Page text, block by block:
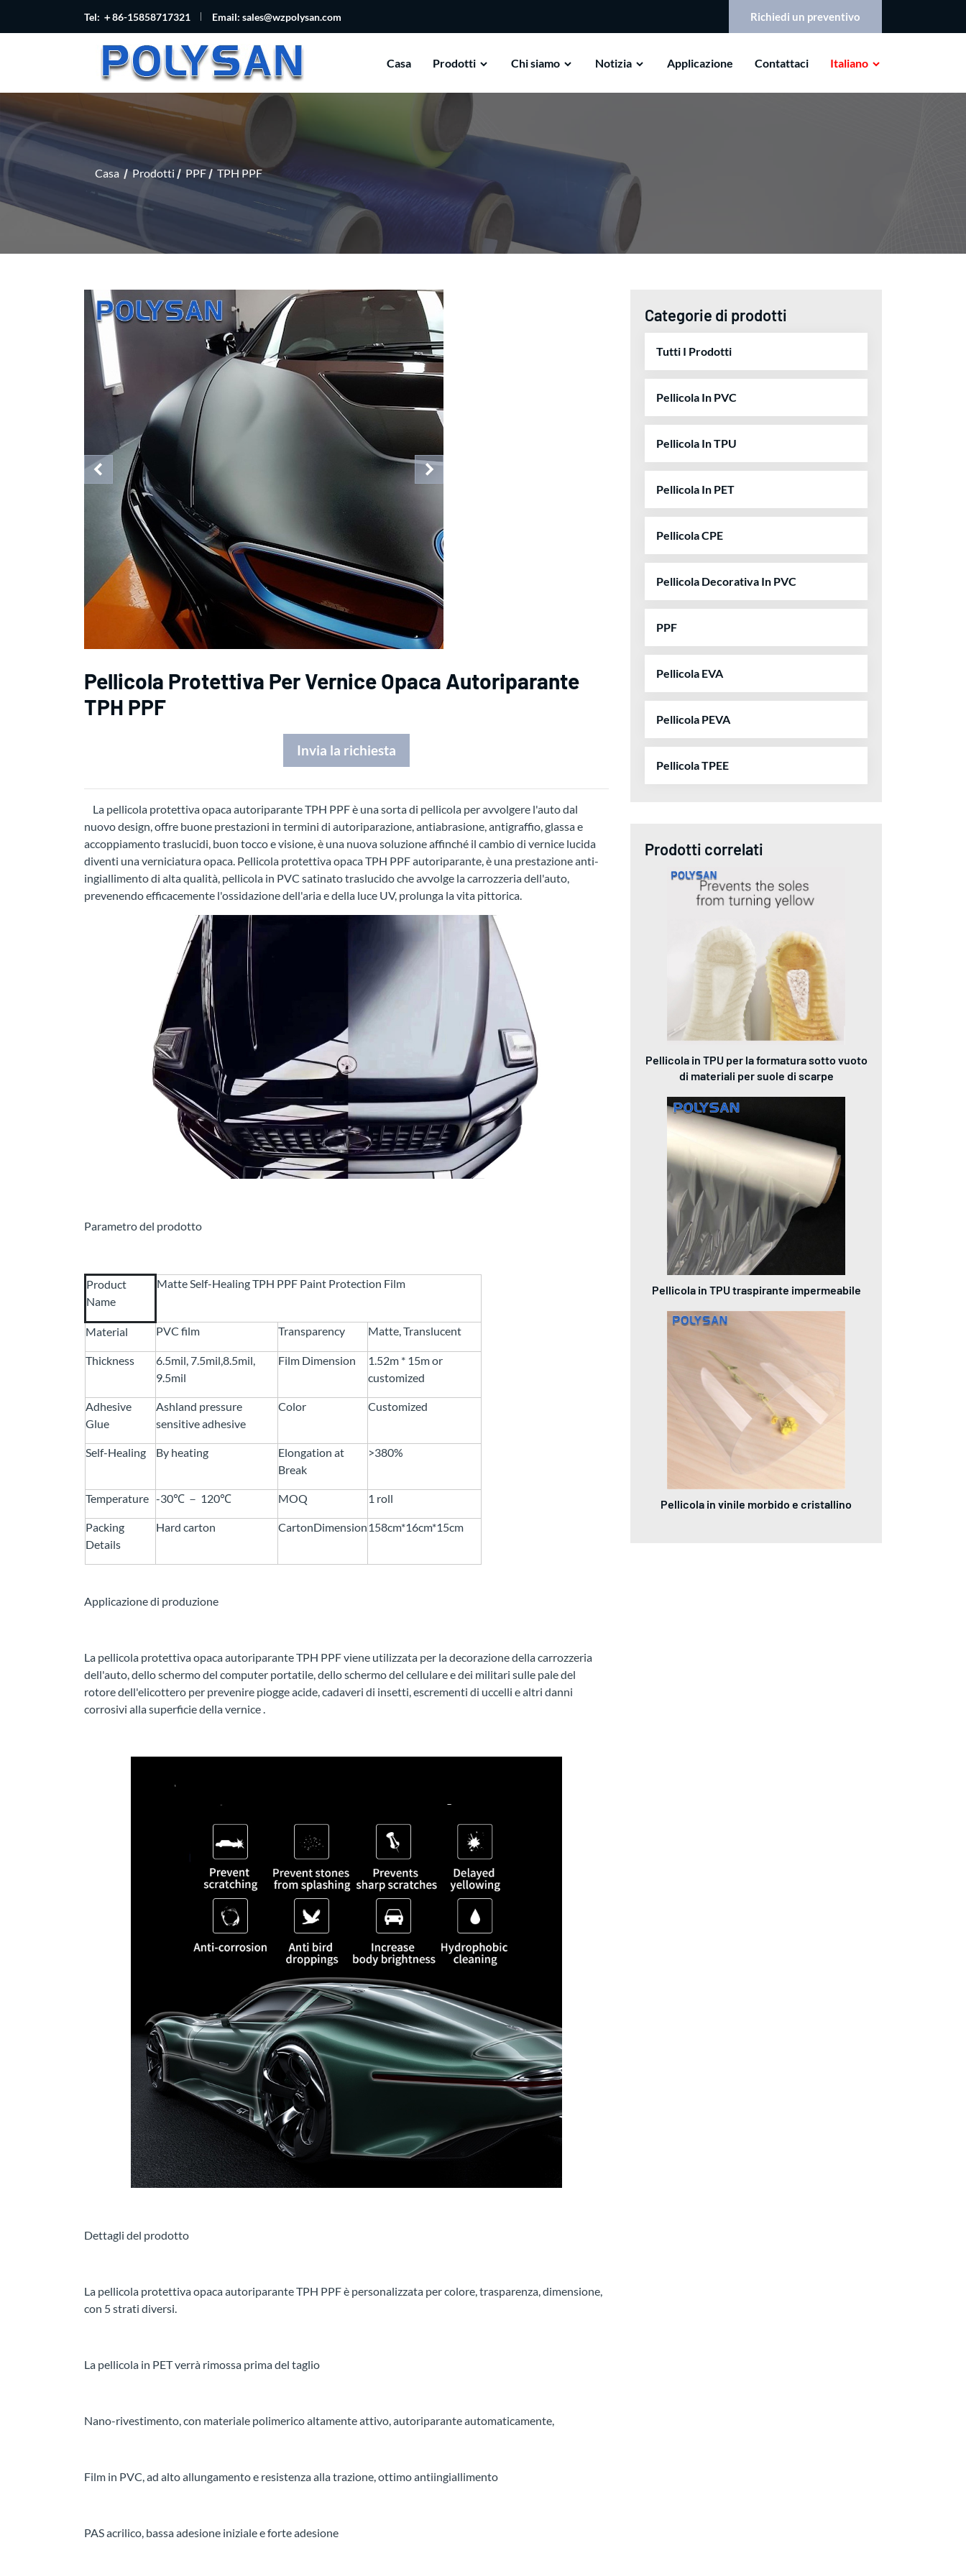
Tel: ＋86-15858717321 Email: sales@wzpolysan.com Richiedi un preventivo
Casa Prodotti Chi siamo Notizia Applicazione Contattaci Italiano
Casa Prodotti PPF TPH PPF
Pellicola Protettiva Per Vernice Opaca Autoriparante
TPH PPF
Invia la richiesta
La pellicola protettiva opaca autoriparante TPH PPF è una sorta di pellicola per avvolgere l'auto dal
nuovo design, offre buone prestazioni in termini di autoriparazione, antiabrasione, antigraffio, glassa e
accoppiamento traslucidi, buon tocco e visione, è una nuova soluzione affinché il cambio di vernice lucida
diventi una verniciatura opaca. Pellicola protettiva opaca TPH PPF autoriparante, è una prestazione anti-
ingiallimento di alta qualità, pellicola in PVC satinato traslucido che avvolge la carrozzeria dell'auto,
prevenendo efficacemente l'ossidazione dell'aria e della luce UV, prolunga la vita pittorica.
Parametro del prodotto
Product
Name
Matte Self-Healing TPH PPF Paint Protection Film
Material PVC film Transparency Matte, Translucent
Thickness
6.5mil, 7.5mil,8.5mil,
9.5mil
Film Dimension
1.52m * 15m or
customized
Adhesive
Glue
Ashland pressure
sensitive adhesive
Color Customized
Self-Healing By heating
Elongation at
Break
>380%
Temperature -30℃ － 120℃ MOQ 1 roll
Packing
Details
Hard carton CartonDimension158cm*16cm*15cm
Applicazione di produzione
La pellicola protettiva opaca autoriparante TPH PPF viene utilizzata per la decorazione della carrozzeria
dell'auto, dello schermo del computer portatile, dello schermo del cellulare e dei militari sulle pale del
rotore dell'elicottero per prevenire piogge acide, cadaveri di insetti, escrementi di uccelli e altri danni
corrosivi alla superficie della vernice .
Dettagli del prodotto
La pellicola protettiva opaca autoriparante TPH PPF è personalizzata per colore, trasparenza, dimensione,
con 5 strati diversi.
La pellicola in PET verrà rimossa prima del taglio
Nano-rivestimento, con materiale polimerico altamente attivo, autoriparante automaticamente,
Film in PVC, ad alto allungamento e resistenza alla trazione, ottimo antiingiallimento
PAS acrilico, bassa adesione iniziale e forte adesione
Categorie di prodotti
Tutti I Prodotti
Pellicola In PVC
Pellicola In TPU
Pellicola In PET
Pellicola CPE
Pellicola Decorativa In PVC
PPF
Pellicola EVA
Pellicola PEVA
Pellicola TPEE
Prodotti correlati
Pellicola in TPU per la formatura sotto vuoto
di materiali per suole di scarpe
Pellicola in TPU traspirante impermeabile
Pellicola in vinile morbido e cristallino